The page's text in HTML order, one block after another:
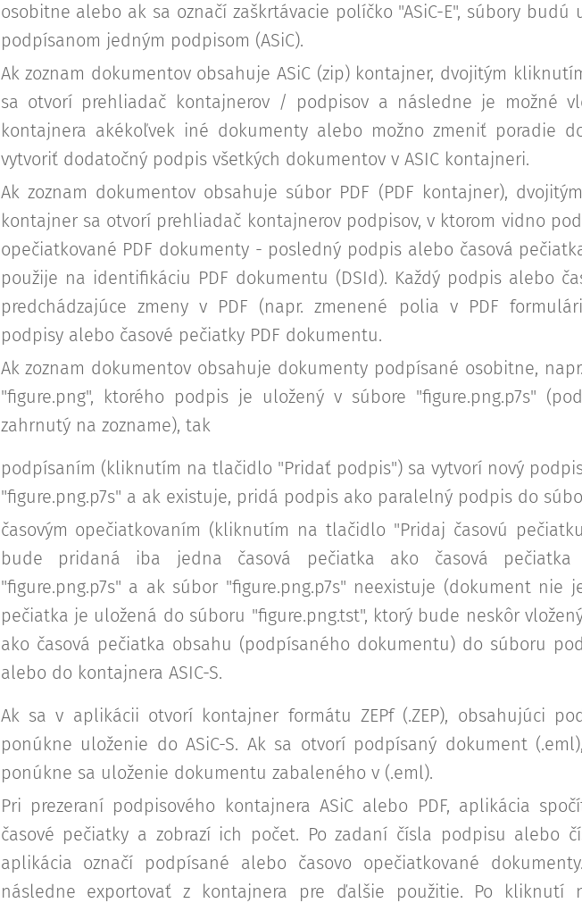
osobitne alebo ak sa označí zaškrtávacie políčko "ASiC-E", súbory budú
podpísanom jedným podpisom (ASiC).
Ak zoznam dokumentov obsahuje ASiC (zip) kontajner, dvojitým
sa otvorí prehliadač kontajnerov / podpisov a následne je možné
kontajnera akékoľvek iné dokumenty alebo možno zmeniť poradie
vytvoriť dodatočný podpis všetkých dokumentov v ASIC kontajneri.
Ak zoznam dokumentov obsahuje súbor PDF (PDF kontajner),
kontajner sa otvorí prehliadač kontajnerov podpisov, v ktorom vidno
opečiatkované PDF dokumenty - posledný podpis alebo časová
použije na identifikáciu PDF dokumentu (DSId). Každý podpis alebo
predchádzajúce zmeny v PDF (napr. zmenené polia v PDF
podpisy alebo časové pečiatky PDF dokumentu.
Ak zoznam dokumentov obsahuje dokumenty podpísané osobitne,
"figure.png", ktorého podpis je uložený v súbore "figure.png.p7s"
zahrnutý na zozname), tak
podpísaním (kliknutím na tlačidlo "Pridať podpis") sa vytvorí nový
"figure.png.p7s" a ak existuje, pridá podpis ako paralelný podpis do
časovým opečiatkovaním (kliknutím na tlačidlo "Pridaj časovú
bude pridaná iba jedna časová pečiatka ako časová
"figure.png.p7s" a ak súbor "figure.png.p7s" neexistuje (dokument nie
pečiatka je uložená do súboru "figure.png.tst", ktorý bude neskôr
ako časová pečiatka obsahu (podpísaného dokumentu) do súboru
alebo do kontajnera ASIC-S.
Ak sa v aplikácii otvorí kontajner formátu ZEPf (.ZEP), obsahujúci
ponúkne uloženie do ASiC-S. Ak sa otvorí podpísaný dokument
ponúkne sa uloženie dokumentu zabaleného v (.eml).
Pri prezeraní podpisového kontajnera ASiC alebo PDF, aplikácia
časové pečiatky a zobrazí ich počet. Po zadaní čísla podpisu alebo
aplikácia označí podpísané alebo časovo opečiatkované
následne exportovať z kontajnera pre ďalšie použitie. Po kliknutí